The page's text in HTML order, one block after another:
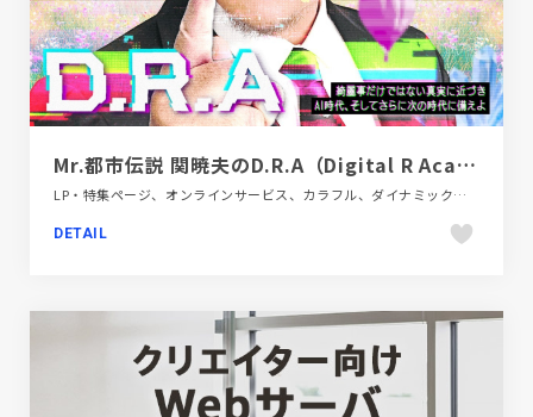
Mr.都市伝説 関暁夫のD.R.A（Digital R Academy）
LP・特集ページ、オンラインサービス、カラフル、ダイナミック、モーション多め、地域・団体・活動、大きめ写真
DETAIL